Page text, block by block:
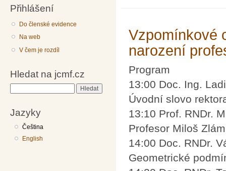
Přihlášení
Do členské evidence
Na web
V čem je rozdíl
Hledat na jcmf.cz
Jazyky
Čeština
English
Vzpomínkové
narození
Program
13:00 Doc. Ing.
Úvodní slovo
13:10 Prof. RNDr.
Profesor Miloš
14:00 Doc. RNDr.
Geometrické